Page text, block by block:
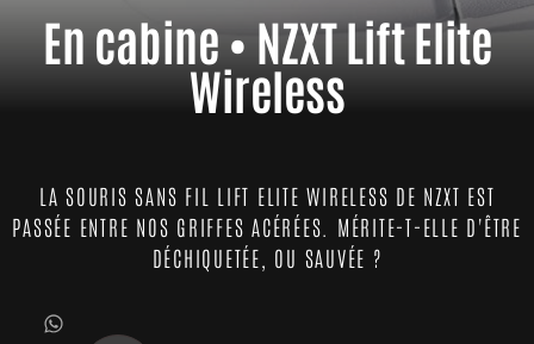
En cabine • NZXT Lift Elite
Wireless
LA SOURIS SANS FIL LIFT ELITE WIRELESS DE NZXT EST
PASSÉE ENTRE NOS GRIFFES ACÉRÉES. MÉRITE-T-ELLE D'ÊTRE
DÉCHIQUETÉE, OU SAUVÉE ?